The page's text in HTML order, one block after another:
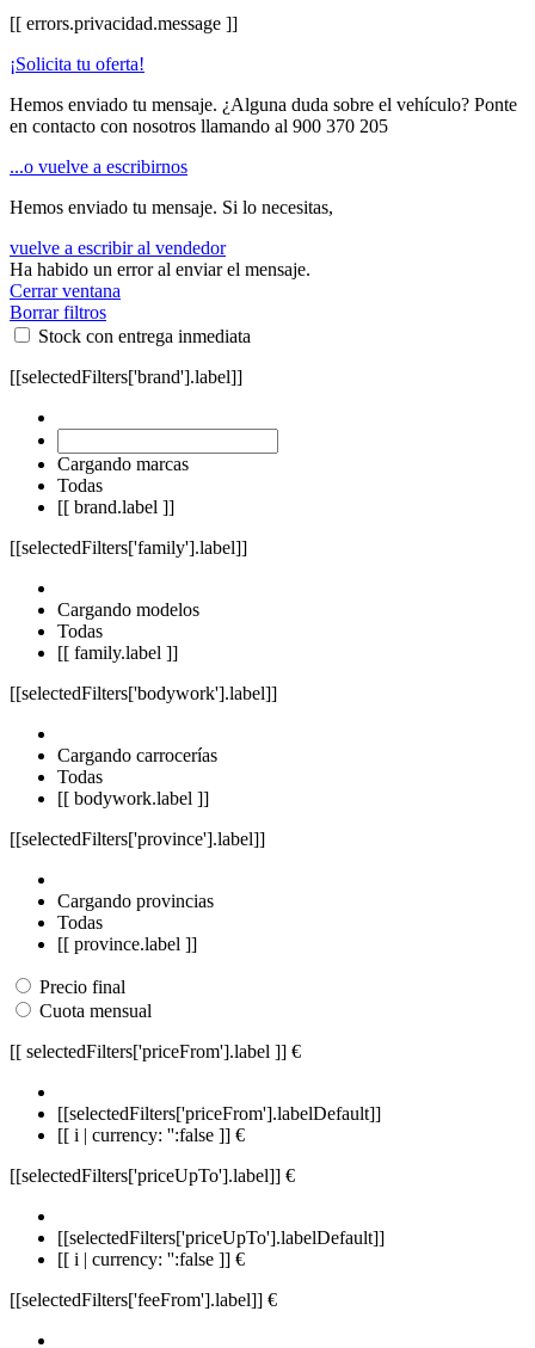
[[ errors.privacidad.message ]]
¡Solicita tu oferta!
Hemos enviado tu mensaje. ¿Alguna duda sobre el vehículo? Ponte
en contacto con nosotros llamando al 900 370 205
...o vuelve a escribirnos
Hemos enviado tu mensaje. Si lo necesitas,
vuelve a escribir al vendedor
Ha habido un error al enviar el mensaje.
Cerrar ventana
Borrar filtros
Stock con entrega inmediata
[[selectedFilters['brand'].label]]
Cargando marcas
Todas
[[ brand.label ]]
[[selectedFilters['family'].label]]
Cargando modelos
Todas
[[ family.label ]]
[[selectedFilters['bodywork'].label]]
Cargando carrocerías
Todas
[[ bodywork.label ]]
[[selectedFilters['province'].label]]
Cargando provincias
Todas
[[ province.label ]]
Precio final
Cuota mensual
[[ selectedFilters['priceFrom'].label ]] €
[[selectedFilters['priceFrom'].labelDefault]]
[[ i | currency: '':false ]] €
[[selectedFilters['priceUpTo'].label]] €
[[selectedFilters['priceUpTo'].labelDefault]]
[[ i | currency: '':false ]] €
[[selectedFilters['feeFrom'].label]] €